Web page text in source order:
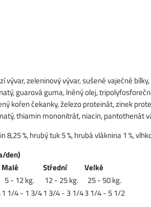
vývar, zeleninový vývar, sušené vaječné
guarová guma, lněný olej,
kořen čekanky, železo proteinát, zinek
thiamin mononitrát, niacin, pantothenát
8,25 %, hrubý tuk 5 %, hrubá vláknina 1 %,
den)
Malé Střední
Velké
5 - 12 kg. 12 - 25 kg.
25 - 50 kg.
1 1/4 - 1 3/41 3/4 - 3 1/43 1/4 - 5 1/2